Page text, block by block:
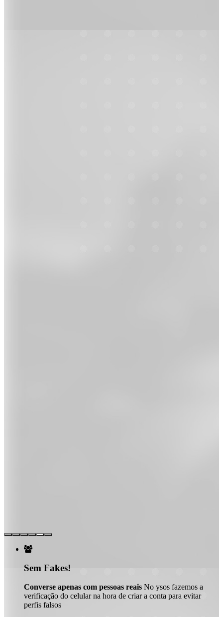

Sem Fakes!
Converse apenas com pessoas reais No ysos fazemos a
verificação do celular na hora de criar a conta para evitar
perfis falsos